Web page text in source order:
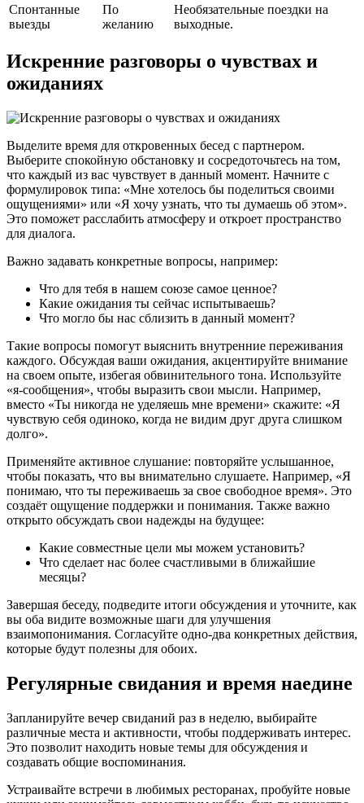
Спонтанные
выезды
По
желанию
Необязательные поездки на
выходные.
Искренние разговоры о чувствах и
ожиданиях
Выделите время для откровенных бесед с партнером.
Выберите спокойную обстановку и сосредоточьтесь на том,
что каждый из вас чувствует в данный момент. Начните с
формулировок типа: «Мне хотелось бы поделиться своими
ощущениями» или «Я хочу узнать, что ты думаешь об этом».
Это поможет расслабить атмосферу и откроет пространство
для диалога.
Важно задавать конкретные вопросы, например:
Что для тебя в нашем союзе самое ценное?
Какие ожидания ты сейчас испытываешь?
Что могло бы нас сблизить в данный момент?
Такие вопросы помогут выяснить внутренние переживания
каждого. Обсуждая ваши ожидания, акцентируйте внимание
на своем опыте, избегая обвинительного тона. Используйте
«я-сообщения», чтобы выразить свои мысли. Например,
вместо «Ты никогда не уделяешь мне времени» скажите: «Я
чувствую себя одиноко, когда не видим друг друга слишком
долго».
Применяйте активное слушание: повторяйте услышанное,
чтобы показать, что вы внимательно слушаете. Например, «Я
понимаю, что ты переживаешь за свое свободное время». Это
создаёт ощущение поддержки и понимания. Также важно
открыто обсуждать свои надежды на будущее:
Какие совместные цели мы можем установить?
Что сделает нас более счастливыми в ближайшие
месяцы?
Завершая беседу, подведите итоги обсуждения и уточните, как
вы оба видите возможные шаги для улучшения
взаимопонимания. Согласуйте одно-два конкретных действия,
которые будут полезны для обоих.
Регулярные свидания и время наедине
Запланируйте вечер свиданий раз в неделю, выбирайте
различные места и активности, чтобы поддерживать интерес.
Это позволит находить новые темы для обсуждения и
создавать общие воспоминания.
Устраивайте встречи в любимых ресторанах, пробуйте новые